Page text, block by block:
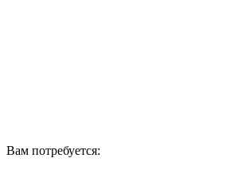
Вам потребуется: